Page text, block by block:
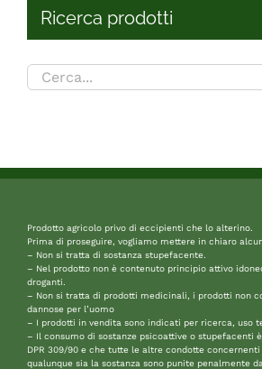
Ricerca prodotti
Prodotto agricolo privo di eccipienti che lo alterino.
Prima di proseguire, vogliamo mettere in chiaro
– Non si tratta di sostanza stupefacente.
– Nel prodotto non è contenuto principio attivo
droganti.
– Non si tratta di prodotti medicinali, i prodotti non
dannose per l’uomo
– I prodotti in vendita sono indicati per ricerca, uso
– Il consumo di sostanze psicoattive o stupefacenti
DPR 309/90 e che tutte le altre condotte concernenti
qualunque sia la sostanza sono punite penalmente